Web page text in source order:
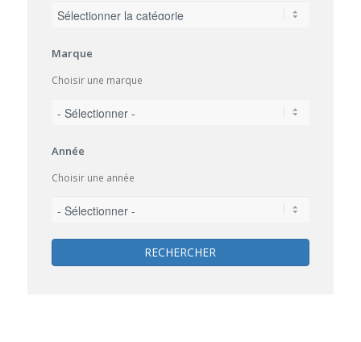
Marque
Choisir une marque
Année
Choisir une année
RECHERCHER